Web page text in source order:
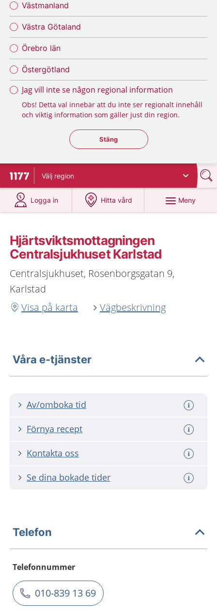
Västmanland
Västra Götaland
Örebro län
Östergötland
Jag vill inte se någon regional information
Obs! Detta val innebär att du inte ser regionalt innehåll
och viktig information som gäller just din region.
Stäng regionsväljaren
Stäng
Till startsidan för 1177
Välj region
Logga in
på 1177.se
Hitta vård
på 1177.se
Meny
Hjärtsviktsmottagningen
Centralsjukhuset Karlstad
Centralsjukhuset, Rosenborgsgatan 9,
Karlstad
Visa på karta
Vägbeskrivning
Våra e-tjänster
Av/omboka tid
Förnya recept
Kontakta oss
Se dina bokade tider
Telefon
Telefonnummer
010-839 13 69